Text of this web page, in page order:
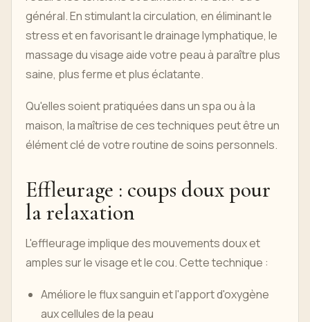
général. En stimulant la circulation, en éliminant le
stress et en favorisant le drainage lymphatique, le
massage du visage aide votre peau à paraître plus
saine, plus ferme et plus éclatante.
Qu'elles soient pratiquées dans un spa ou à la
maison, la maîtrise de ces techniques peut être un
élément clé de votre routine de soins personnels.
Effleurage : coups doux pour
la relaxation
L'effleurage implique des mouvements doux et
amples sur le visage et le cou. Cette technique :
Améliore le flux sanguin et l'apport d'oxygène
aux cellules de la peau